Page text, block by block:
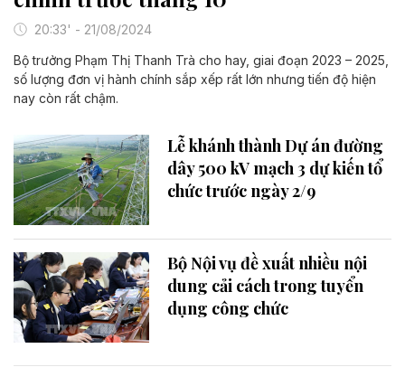
20:33' - 21/08/2024
Bộ trưởng Phạm Thị Thanh Trà cho hay, giai đoạn 2023 – 2025,
số lượng đơn vị hành chính sắp xếp rất lớn nhưng tiến độ hiện
nay còn rất chậm.
Lễ khánh thành Dự án đường
dây 500 kV mạch 3 dự kiến tổ
chức trước ngày 2/9
Bộ Nội vụ đề xuất nhiều nội
dung cải cách trong tuyển
dụng công chức